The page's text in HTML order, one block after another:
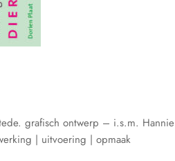
grafisch ontwerp – i.s.m. Hannie
| uitvoering | opmaak